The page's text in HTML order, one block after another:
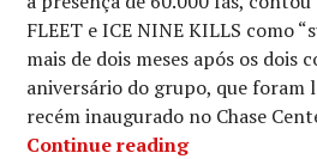
FLEET e ICE NINE KILLS como
mais de dois meses após os dois
aniversário do grupo, que foram
recém inaugurado no Chase
Continue reading